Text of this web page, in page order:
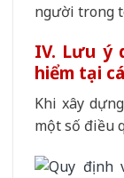
người trong
IV. Lưu ý
hiểm tại
Khi xây
một số điều